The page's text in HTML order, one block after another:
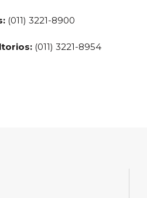
(011) 3221-8900
(011) 3221-8954